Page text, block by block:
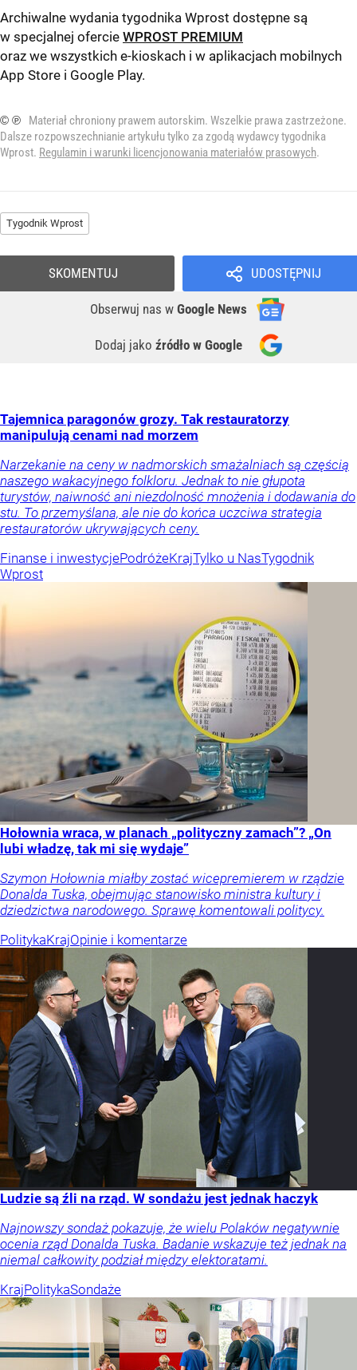
Archiwalne wydania tygodnika Wprost dostępne są
w specjalnej ofercie WPROST PREMIUM
oraz we wszystkich e-kioskach i w aplikacjach mobilnych
App Store i Google Play.
© ℗
Materiał chroniony prawem autorskim. Wszelkie prawa zastrzeżone.
Dalsze rozpowszechnianie artykułu tylko za zgodą wydawcy tygodnika
Wprost. Regulamin i warunki licencjonowania materiałów prasowych.
Tygodnik Wprost
UDOSTĘPNIJ
Obserwuj nas w Google News
Dodaj jako źródło w Google
SKOMENTUJ
Tajemnica paragonów grozy. Tak restauratorzy
manipulują cenami nad morzem
Narzekanie na ceny w nadmorskich smażalniach są częścią
naszego wakacyjnego folkloru. Jednak to nie głupota
turystów, naiwność ani niezdolność mnożenia i dodawania do
stu. To przemyślana, ale nie do końca uczciwa strategia
restauratorów ukrywających ceny.
Finanse i inwestycjePodróżeKrajTylko u NasTygodnik
Wprost
Hołownia wraca, w planach „polityczny zamach”? „On
lubi władzę, tak mi się wydaje”
Szymon Hołownia miałby zostać wicepremierem w rządzie
Donalda Tuska, obejmując stanowisko ministra kultury i
dziedzictwa narodowego. Sprawę komentowali politycy.
PolitykaKrajOpinie i komentarze
Ludzie są źli na rząd. W sondażu jest jednak haczyk
Najnowszy sondaż pokazuje, że wielu Polaków negatywnie
ocenia rząd Donalda Tuska. Badanie wskazuje też jednak na
niemal całkowity podział między elektoratami.
KrajPolitykaSondaże